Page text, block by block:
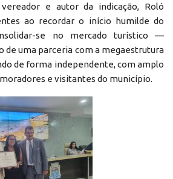
e autor da indicação, Roló
ao recordar o início humilde do
se no mercado turístico —
uma parceria com a megaestrutura
de forma independente, com amplo
e visitantes do município.